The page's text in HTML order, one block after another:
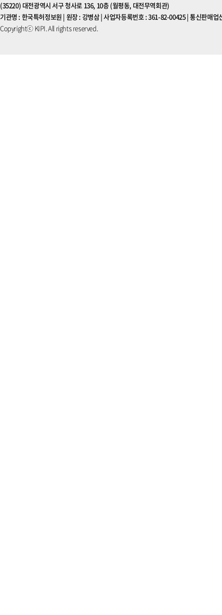
(35220) 대전광역시 서구 청사로 136, 10층 (월평동, 대전무역회관)
기관명 : 한국특허정보원 | 원장 : 강병삼 | 사업자등록번호 : 361-82-00425 | 통신판매
Copyrightⓒ KIPI. All rights reserved.